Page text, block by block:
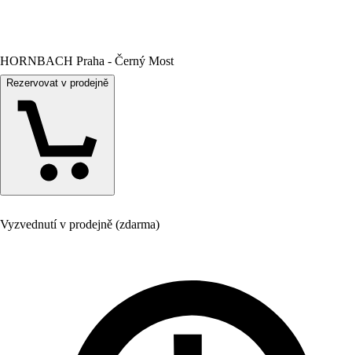
HORNBACH Praha - Černý Most
Rezervovat v prodejně
Vyzvednutí v prodejně (zdarma)